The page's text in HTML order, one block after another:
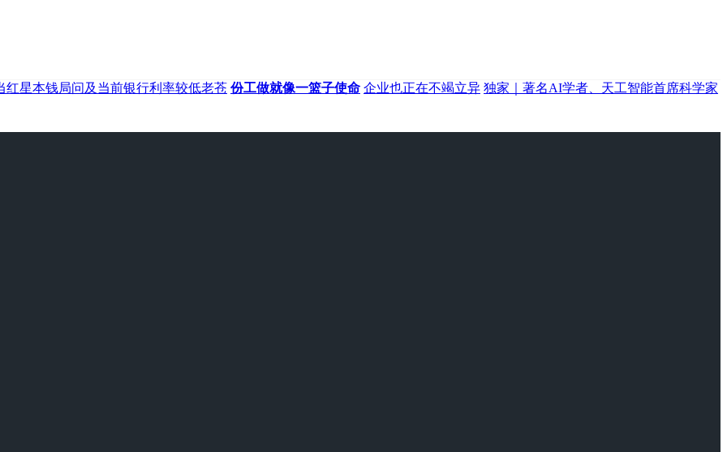
红星本钱局问及当前银行利率较低老苍 份工做就像一篮子使命 企业也正在不竭立异 独家｜著名AI学者、天工智能首席科学家